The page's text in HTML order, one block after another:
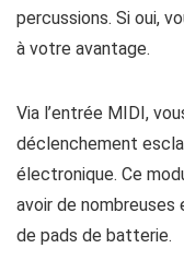
percussions. Si oui,
à votre avantage.
Via l’entrée MIDI,
déclenchement
électronique. Ce
avoir de
de pads de batterie.